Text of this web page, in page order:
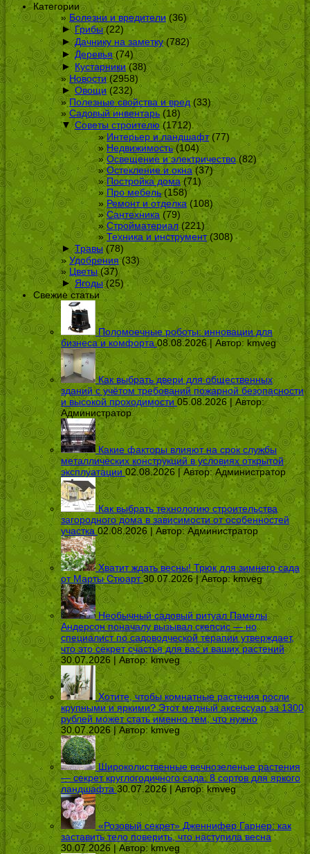
Категории
Болезни и вредители (36)
► Грибы(22)
► Дачнику на заметку(782)
► Деревья(74)
► Кустарники(38)
Новости(2958)
► Овощи(232)
Полезные свойства и вред(33)
Садовый инвентарь (18)
▼ Советы строителю (1712)
Интерьер и ландшафт(77)
Недвижимость(104)
Освещение и электричество(82)
Остекление и окна(37)
Постройка дома(71)
Про мебель(158)
Ремонт и отделка (108)
Сантехника (79)
Стройматериал(221)
Техника и инструмент(308)
► Травы(78)
Удобрения(33)
Цветы(37)
► Ягоды(25)
Свежие статьи
Поломоечные роботы: инновации для
бизнеса и комфорта 08.08.2026 | Автор: kmveg
Как выбрать двери для общественных
зданий с учётом требований пожарной безопасности
и высокой проходимости 05.08.2026 | Автор:
Администратор
Какие факторы влияют на срок службы
металлических конструкций в условиях открытой
эксплуатации 02.08.2026 | Автор:Администратор
Как выбрать технологию строительства
загородного дома в зависимости от особенностей
участка 02.08.2026 | Автор:Администратор
Хватит ждать весны! Трюк для зимнего сада
от Марты Стюарт 30.07.2026 | Автор:kmveg
Необычный садовый ритуал Памелы
Андерсон поначалу вызывал скепсис — но
специалист по садоводческой терапии утверждает,
что это секрет счастья для вас и ваших растений
30.07.2026 | Автор: kmveg
Хотите, чтобы комнатные растения росли
крупными и яркими? Этот медный аксессуар за 1300
рублей может стать именно тем, что нужно
30.07.2026 | Автор: kmveg
Широколиственные вечнозеленые растения
— секрет круглогодичного сада: 8 сортов для яркого
ландшафта 30.07.2026 | Автор:kmveg
«Розовый секрет» Дженнифер Гарнер: как
заставить тело поверить, что наступила весна
30.07.2026 | Автор: kmveg